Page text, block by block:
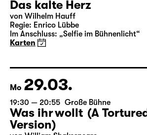
16:00 — 17:50 Große Bühne
Familienstück , mit Kinderbetreuung
erforderlich)
Das kalte Herz
Im Anschluss: „Selfie im Bühnenlicht“
Karten
Mo 29.03.